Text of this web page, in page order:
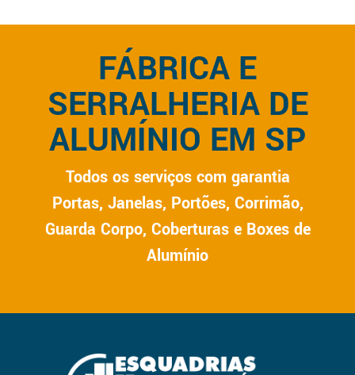
FÁBRICA E
SERRALHERIA DE
ALUMÍNIO EM SP
Todos os serviços com garantia
Portas, Janelas, Portões, Corrimão,
Guarda Corpo, Coberturas e Boxes de
Alumínio